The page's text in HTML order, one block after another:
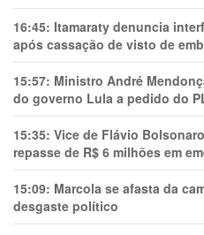
16:45: Itamaraty denuncia
após cassação de visto de
15:57: Ministro André
do governo Lula a pedido do
15:35: Vice de Flávio
repasse de R$ 6 milhões em
15:09: Marcola se afasta da
desgaste político